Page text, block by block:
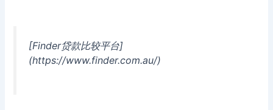
[Finder贷款比较平台]
(https://www.finder.com.au/)